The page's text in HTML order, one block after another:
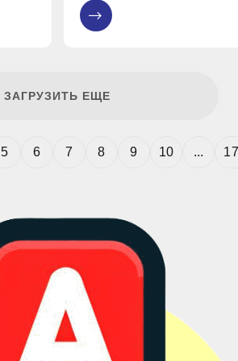
не пише з червоного рядка,
літери, забуває
ЗАГРУЗИТЬ ЕЩЕ
5 6 7 8 9 10 ...